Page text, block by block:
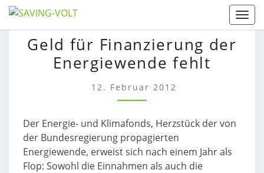
Skip
to
content
GELD
FÜR
FINANZIERUNG
DER
ENERGIEWENDE
FEHLT
Geld für Finanzierung der
Energiewende fehlt
12. Februar 2012
Der Energie- und Klimafonds, Herzstück der von
der Bundesregierung propagierten
Energiewende, erweist sich nach einem Jahr als
Flop: Sowohl die Einnahmen als auch die